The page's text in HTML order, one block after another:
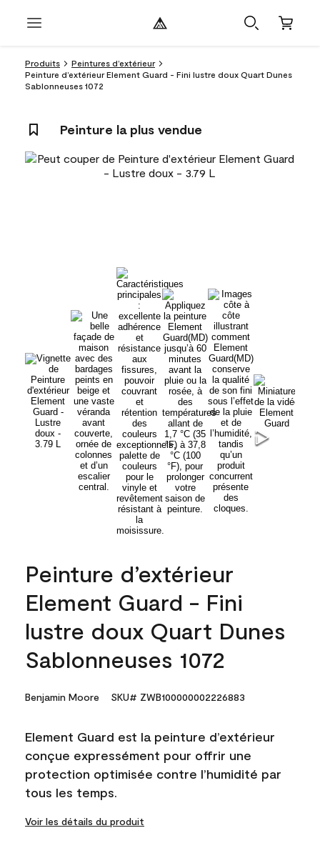
Produits
Peintures d’extérieur
Peinture d’extérieur Element Guard - Fini lustre doux Quart Dunes
Sablonneuses 1072
Peinture la plus vendue
Peinture d’extérieur
Element Guard - Fini
lustre doux Quart Dunes
Sablonneuses 1072
Benjamin Moore SKU# ZWB100000002226883
Element Guard est la peinture d’extérieur
conçue expressément pour offrir une
protection optimisée contre l’humidité par
tous les temps.
Voir les détails du produit